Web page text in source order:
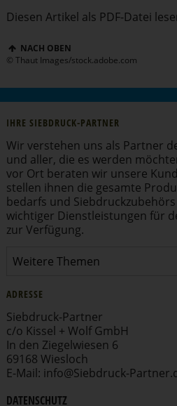
Diesen Artikel als PDF-Datei
NACH OBEN
© Thaut Images/stock.adobe.com
DATENSCHUTZ
IHRE SIEBDRUCK-PARTNER
Wir verstehen uns als Partner
und aller, die es werden
vor Ort beraten wir unsere
stellen ihnen die gesamte
be­darfs und
wichtiger Dienst­leis­tungen für
zur Verfügung.
ADRESSE
Siebdruck-Partner
c/o Kissel + Wolf GmbH
In den Ziegel­wiesen 6
69168 Wiesloch
E-Mail: info@​Siebdruck-​